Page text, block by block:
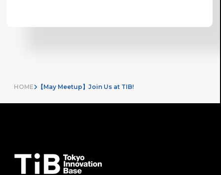
HOME 【May Meetup】Join Us at TIB!